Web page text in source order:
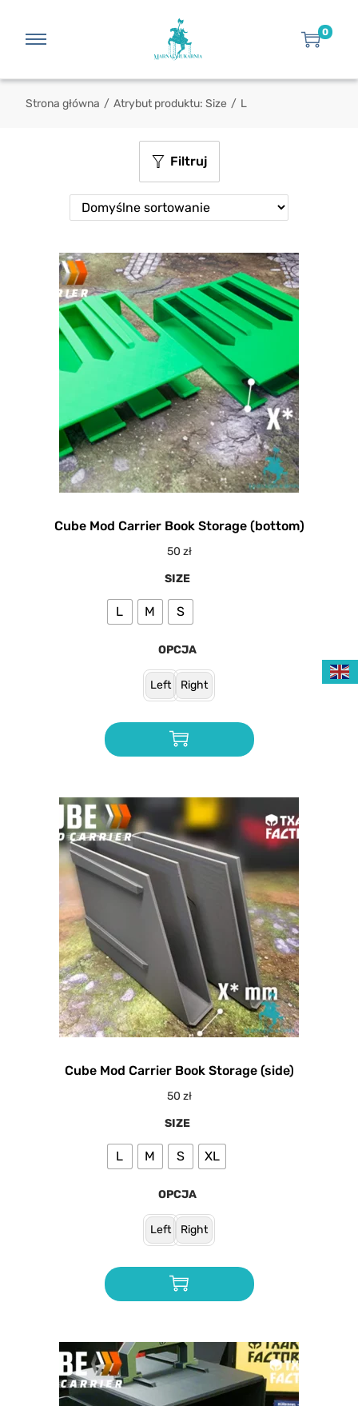
0
Strona główna / Atrybut produktu: Size / L
Filtruj
Cube Mod Carrier Book Storage (bottom)
50 zł
SIZE
L M S
OPCJA
Left Right
Cube Mod Carrier Book Storage (side)
50 zł
SIZE
L M S XL
OPCJA
Left Right